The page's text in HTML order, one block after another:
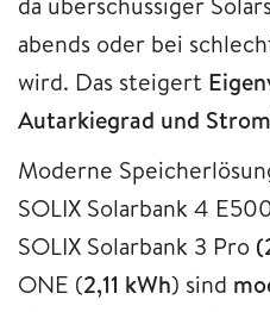
abends oder bei
wird. Das steigert
Autarkiegrad und
Moderne
SOLIX Solarbank 4
SOLIX Solarbank 3 Pro
ONE (2,11 kWh) sind